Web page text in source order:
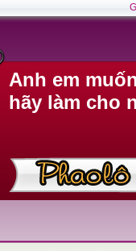
Anh em
hãy làm cho